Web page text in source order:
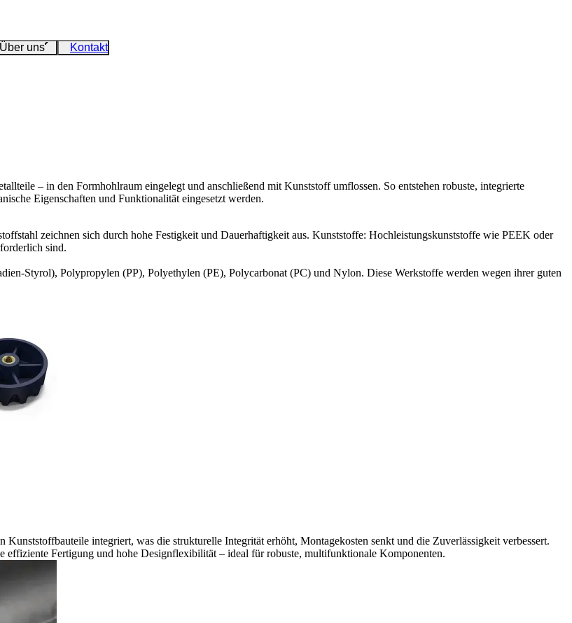
Über uns Kontakt
– in den Formhohlraum eingelegt und anschließend mit Kunststoff umflossen. So entstehen robuste, integrierte
Eigenschaften und Funktionalität eingesetzt werden.
zeichnen sich durch hohe Festigkeit und Dauerhaftigkeit aus. Kunststoffe: Hochleistungskunststoffe wie PEEK oder
sind.
Styrol), Polypropylen (PP), Polyethylen (PE), Polycarbonat (PC) und Nylon. Diese Werkstoffe werden wegen ihrer guten
integriert, was die strukturelle Integrität erhöht, Montagekosten senkt und die Zuverlässigkeit verbessert.
effiziente Fertigung und hohe Designflexibilität – ideal für robuste, multifunktionale Komponenten.